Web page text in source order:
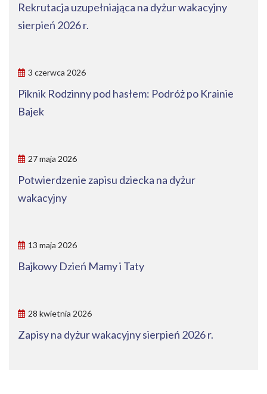
Rekrutacja uzupełniająca na dyżur wakacyjny
sierpień 2026 r.
3 czerwca 2026
Piknik Rodzinny pod hasłem: Podróż po Krainie
Bajek
27 maja 2026
Potwierdzenie zapisu dziecka na dyżur
wakacyjny
13 maja 2026
Bajkowy Dzień Mamy i Taty
28 kwietnia 2026
Zapisy na dyżur wakacyjny sierpień 2026 r.